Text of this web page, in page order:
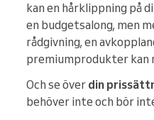
kan en hårklippning på
en budgetsalong, men
rådgivning, en
premiumprodukter kan
Och se över din
behöver inte och bör